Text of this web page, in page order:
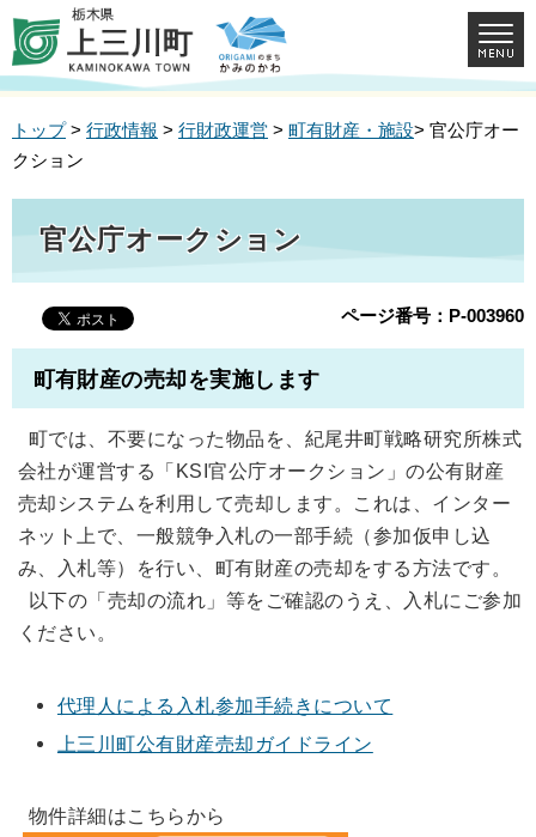
トップ> 行政情報 > 行財政運営 > 町有財産・施設> 官公庁オー
クション
官公庁オークション
ページ番号：P-003960
町有財産の売却を実施します
町では、不要になった物品を、紀尾井町戦略研究所株式
会社が運営する「KSI官公庁オークション」の公有財産
売却システムを利用して売却します。これは、インター
ネット上で、一般競争入札の一部手続（参加仮申し込
み、入札等）を行い、町有財産の売却をする方法です。
以下の「売却の流れ」等をご確認のうえ、入札にご参加
ください。
代理人による入札参加手続きについて
上三川町公有財産売却ガイドライン
物件詳細はこちらから